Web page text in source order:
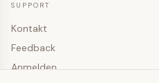
SUPPORT
Kontakt
Feedback
Anmelden